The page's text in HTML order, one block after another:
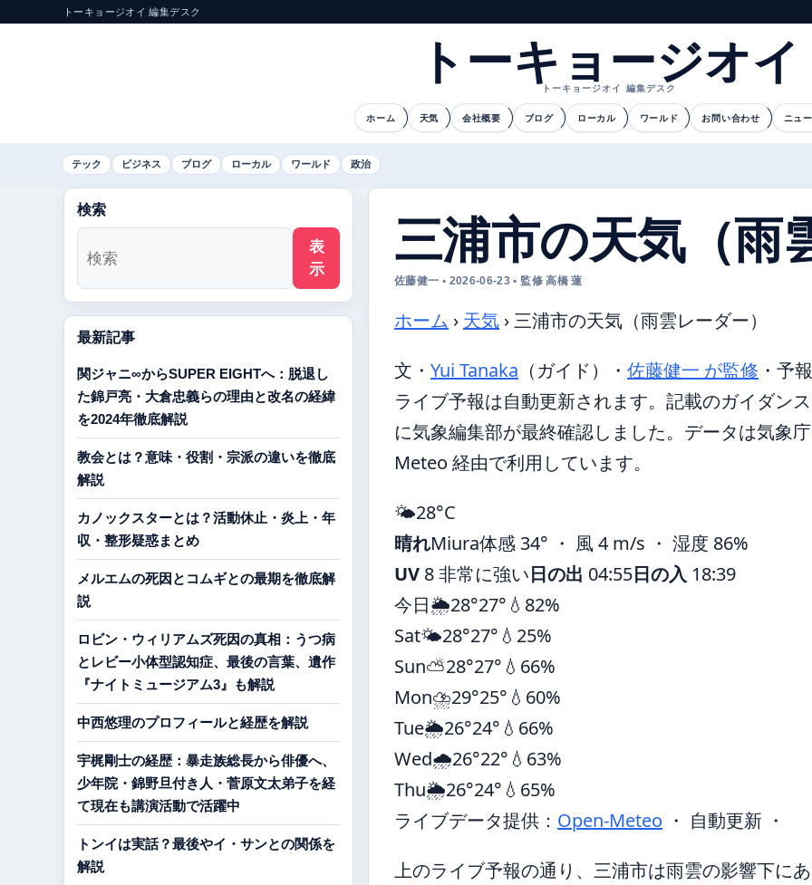
トーキョージオイ 編集デスク
トーキョージオイ
トーキョージオイ 編集デスク
ホーム 天気 会社概要 ブログ ローカル ワールド お問い合わせ ニュ
テック ビジネス ブログ ローカル ワールド 政治
三浦市の天気（雨
佐藤健一 • 2026-06-23 • 監修 高橋 蓮
ホーム › 天気 ›三浦市の天気（雨雲レーダー）
文・ Yui Tanaka （ガイド） ・ 佐藤健一 が監修 ・ 予
ライブ予報は自動更新されます。記載のガイダン
に気象編集部が最終確認しました。データは気象
Meteo 経由で利用しています。
🌤️28°C
晴れMiura体感 34° ・ 風 4 m/s ・ 湿度 86%
UV 8 非常に強い日の出 04:55日の入 18:39
今日🌦️28°27° 💧82%
Sat🌤️28°27° 💧25%
Sun⛅28°27° 💧66%
Mon⛈️29°25° 💧60%
Tue🌦️26°24° 💧66%
Wed🌧️26°22° 💧63%
Thu🌦️26°24° 💧65%
ライブデータ提供： Open-Meteo ・ 自動更新 ・
上のライブ予報の通り、三浦市は雨雲の影響下に
検索
表
示
最新記事
関ジャニ∞からSUPER EIGHTへ：脱退し
た錦戸亮・大倉忠義らの理由と改名の経緯
を2024年徹底解説
教会とは？意味・役割・宗派の違いを徹底
解説
カノックスターとは？活動休止・炎上・年
収・整形疑惑まとめ
メルエムの死因とコムギとの最期を徹底解
説
ロビン・ウィリアムズ死因の真相：うつ病
とレビー小体型認知症、最後の言葉、遺作
『ナイトミュージアム3』も解説
中西悠理のプロフィールと経歴を解説
宇梶剛士の経歴：暴走族総長から俳優へ、
少年院・錦野旦付き人・菅原文太弟子を経
て現在も講演活動で活躍中
トンイは実話？最後やイ・サンとの関係を
解説